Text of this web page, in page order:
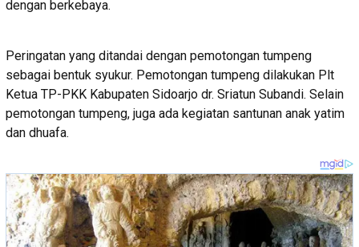
dengan berkebaya.
Peringatan yang ditandai dengan pemotongan tumpeng
sebagai bentuk syukur. Pemotongan tumpeng dilakukan Plt
Ketua TP-PKK Kabupaten Sidoarjo dr. Sriatun Subandi. Selain
pemotongan tumpeng, juga ada kegiatan santunan anak yatim
dan dhuafa.